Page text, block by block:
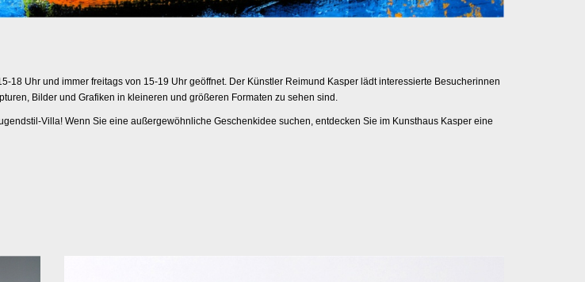
18 Uhr und immer freitags von 15-19 Uhr geöffnet. Der Künstler Reimund Kasper lädt interessierte Besucherinnen
Bilder und Grafiken in kleineren und größeren Formaten zu sehen sind.
Villa! Wenn Sie eine außergewöhnliche Geschenkidee suchen, entdecken Sie im Kunsthaus Kasper eine